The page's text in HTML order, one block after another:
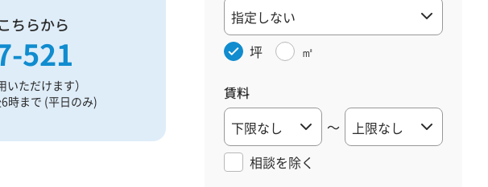
ちらから
521
いただけます）
時まで (平日のみ)
坪 ㎡
賃料
～
相談を除く